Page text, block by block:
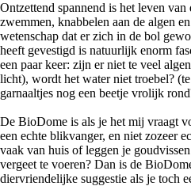
Ontzettend spannend is het leven
zwemmen, knabbelen aan de algen
wetenschap dat er zich in de bol
heeft gevestigd is natuurlijk enorm
een paar keer: zijn er niet te veel
licht), wordt het water niet troebel?
garnaaltjes nog een beetje vrolijk
De BioDome is als je het mij vraagt
een echte blikvanger, en niet zozeer
vaak van huis of leggen je
vergeet te voeren? Dan is de
diervriendelijke suggestie als je toch